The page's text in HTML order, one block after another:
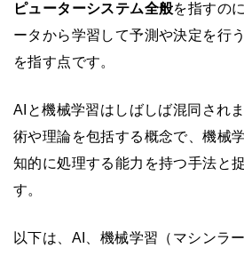
ピューターシステム全般を指すの
ータから学習して予測や決定を行
を指す点です。
AIと機械学習はしばしば混同され
術や理論を包括する概念で、機械
知的に処理する能力を持つ手法と
す。
以下は、AI、機械学習（マシンラ